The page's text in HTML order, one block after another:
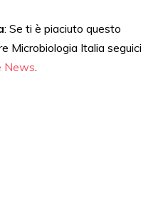
: Se ti è piaciuto questo
Microbiologia Italia seguici
News.